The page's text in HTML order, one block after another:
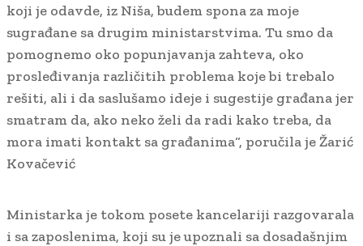
koji je odavde, iz Niša, budem spona za moje
sugrađane sa drugim ministarstvima. Tu smo da
pomognemo oko popunjavanja zahteva, oko
prosleđivanja različitih problema koje bi trebalo
rešiti, ali i da saslušamo ideje i sugestije građana jer
smatram da, ako neko želi da radi kako treba, da
mora imati kontakt sa građanima“, poručila je Žarić
Kovačević
Ministarka je tokom posete kancelariji razgovarala
i sa zaposlenima, koji su je upoznali sa dosadašnjim